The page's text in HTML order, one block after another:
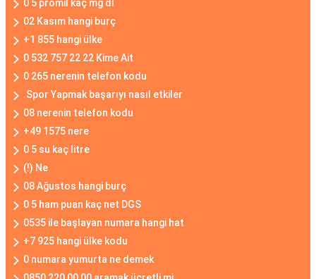
0 5 promil kaç mg dl
02 Kasım hangi burç
+1 855 hangi ülke
0 532 757 22 22 Kime Ait
0 265 nerenin telefon kodu
.Spor Yapmak başarıyı nasıl etkiler
08 nerenin telefon kodu
+49 1575 nere
0 5 su kaç litre
(!) Ne
08 Ağustos hangi burç
0 5 ham puan kaç net DGS
0535 ile başlayan numara hangi hat
+7 925 hangi ülke kodu
0 numara yumurta ne demek